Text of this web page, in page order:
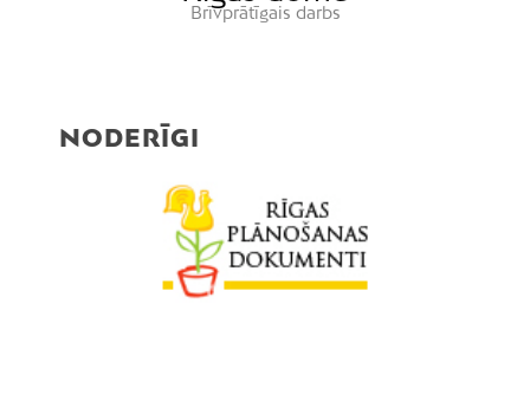
Brīvprātīgais darbs
NODERĪGI